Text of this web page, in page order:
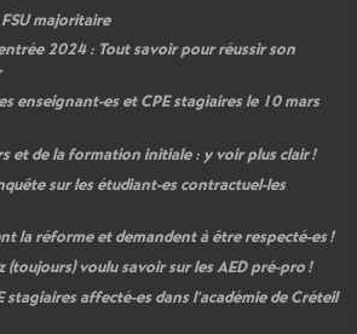
FSUmajoritaire
2024 : Tout savoir pour réussir son
enseignant-es etCPEstagiaires le 10 mars
et de la formation initiale : y voir plus clair!
sur les étudiant-es contractuel-les
la réforme et demandent à être respecté-es!
(toujours) voulu savoir sur lesAEDpré-pro!
stagiaires affecté-es dans l’académie de Créteil